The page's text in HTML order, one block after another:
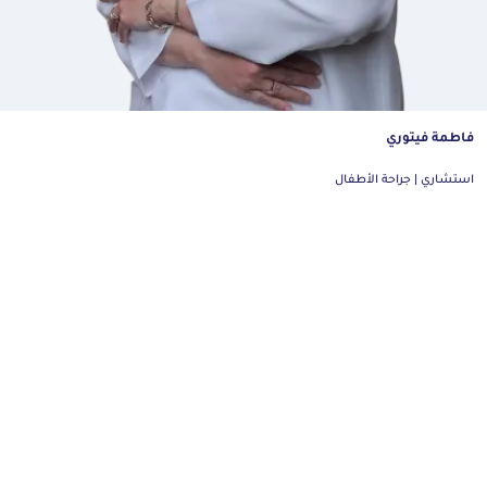
في مستشفى المواساة، يتوفر قسم طوارئ الأطفال على مدار
الساعة مع فريق متخصص وأجهزة حديثة للتعامل مع هذه
الحالات بسرعة وأمان.
استشر أطباء الأطفال في المواساة
غريباً؟
أحمد حسن السالم
استشاري جراحة الأطفال ومسالك بولية أطفال | جراحة الأطفال